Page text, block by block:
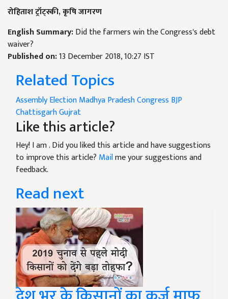
रोहिताश ट्रॉट्स्की, कृषि जागरण
English Summary:Did the farmers win the Congress's debt
waiver?
Published on:13 December 2018, 10:27 IST
Related Topics
Assembly ElectionMadhya PradeshCongress BJP
ChattisgarhGujrat
Like this article?
Hey! I am. Did you liked this article and have suggestions
to improve this article? Mailme your suggestions and
feedback.
Read next